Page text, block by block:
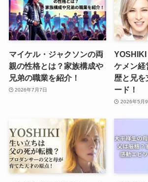
マイケル・ジャクソンの両
親の性格とは？家族構成や
兄弟の職業を紹介！
2026年7月7日
YOSHIKI
ケメン経
歴と兄を
ード！
2026年5月9